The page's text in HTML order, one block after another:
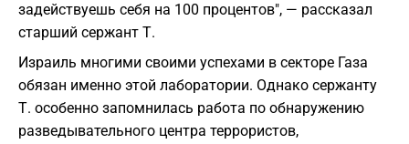
задействуешь себя на 100 процентов", — рассказал
старший сержант Т.
Израиль многими своими успехами в секторе Газа
обязан именно этой лаборатории. Однако сержанту
Т. особенно запомнилась работа по обнаружению
разведывательного центра террористов,